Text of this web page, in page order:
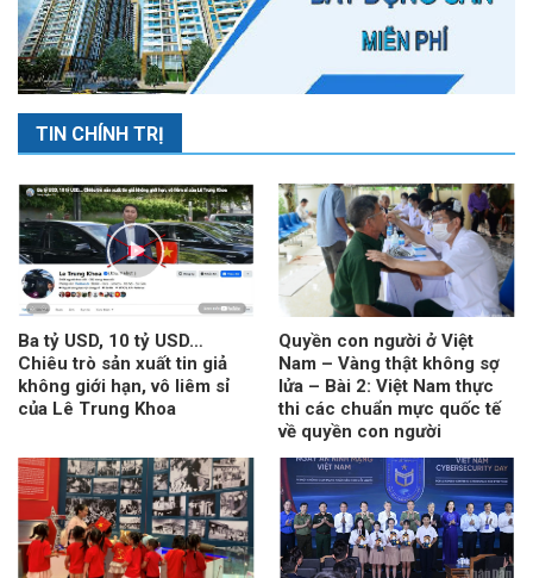
TIN CHÍNH TRỊ
Ba tỷ USD, 10 tỷ USD…
Chiêu trò sản xuất tin giả
không giới hạn, vô liêm sỉ
của Lê Trung Khoa
Quyền con người ở Việt
Nam – Vàng thật không sợ
lửa – Bài 2: Việt Nam thực
thi các chuẩn mực quốc tế
về quyền con người